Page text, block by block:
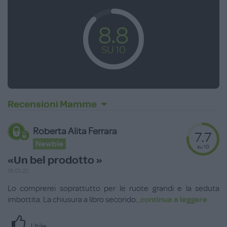
auto compatibili, Nova 4 si trasforma in un trio completo.
: Alt. 105 x Larg. 64 x Prof. 93 cm
Tutti i rivestimenti sono sfoderabili e lavabili a 30°.
8.8
SU 10
Recensioni Mamme
Roberta Alita Ferrara
Newbie
«Un bel prodotto »
7.7
su 10
Lo comprerei soprattutto per le ruote grandi e la seduta
imbottita. La chiusura a libro secondo...continua a leggere